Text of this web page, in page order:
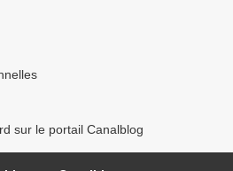
sur le portail Canalblog